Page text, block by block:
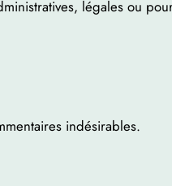
légales ou
indésirables.